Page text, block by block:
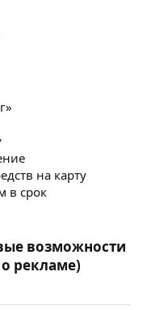
на карту
в срок
возможности
о рекламе)